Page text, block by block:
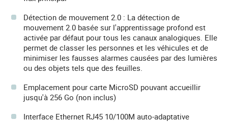
Détection de mouvement 2.0 : La détection de
mouvement 2.0 basée sur l'apprentissage profond est
activée par défaut pour tous les canaux analogiques. Elle
permet de classer les personnes et les véhicules et de
minimiser les fausses alarmes causées par des lumières
ou des objets tels que des feuilles.
Emplacement pour carte MicroSD pouvant accueillir
jusqu'à 256 Go (non inclus)
Interface Ethernet RJ45 10/100M auto-adaptative